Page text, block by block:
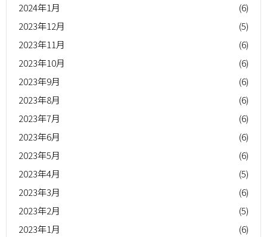
2024年1月
(6)
2023年12月
(5)
2023年11月
(6)
2023年10月
(6)
2023年9月
(6)
2023年8月
(6)
2023年7月
(6)
2023年6月
(6)
2023年5月
(6)
2023年4月
(5)
2023年3月
(6)
2023年2月
(5)
2023年1月
(6)